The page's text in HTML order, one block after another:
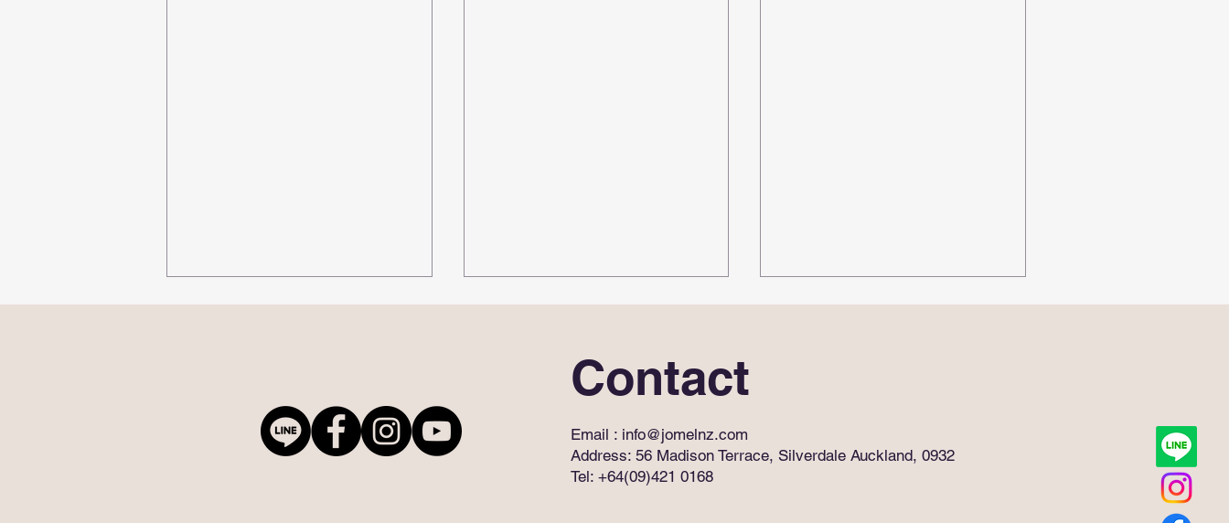
主恩到新竹办说明会啰～
🌏 半导体人才，在新西兰超抢
新西兰的教育为什么这么不一
Contact
Email : info@jomelnz.com
Address: 56 Madison Terrace, Silverdale Auckland, 0932
Tel: +64(09)421 0168